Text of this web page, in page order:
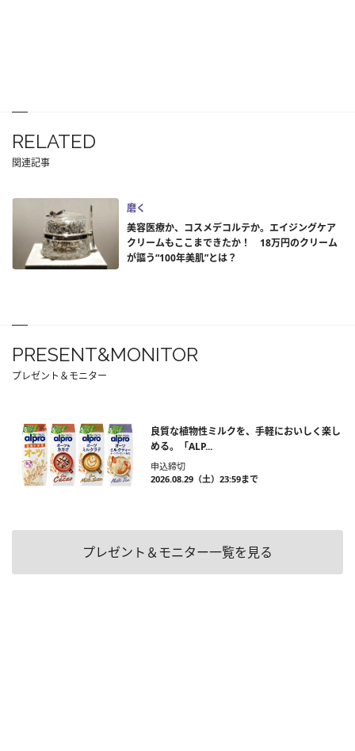
RELATED
関連記事
磨く
美容医療か、コスメデコルテか。エイジングケア
クリームもここまできたか！ 18万円のクリーム
が謳う“100年美肌”とは？
PRESENT&MONITOR
プレゼント＆モニター
良質な植物性ミルクを、手軽においしく楽し
める。「ALP...
申込締切
2026.08.29（土）23:59まで
プレゼント＆モニター一覧を見る